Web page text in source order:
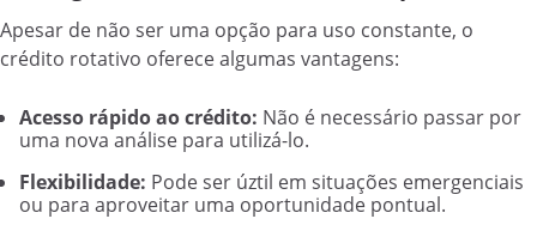
Apesar de não ser uma opção para uso constante, o
crédito rotativo oferece algumas vantagens:
Acesso rápido ao crédito: Não é necessário passar por
uma nova análise para utilizá-lo.
Flexibilidade: Pode ser úztil em situações emergenciais
ou para aproveitar uma oportunidade pontual.